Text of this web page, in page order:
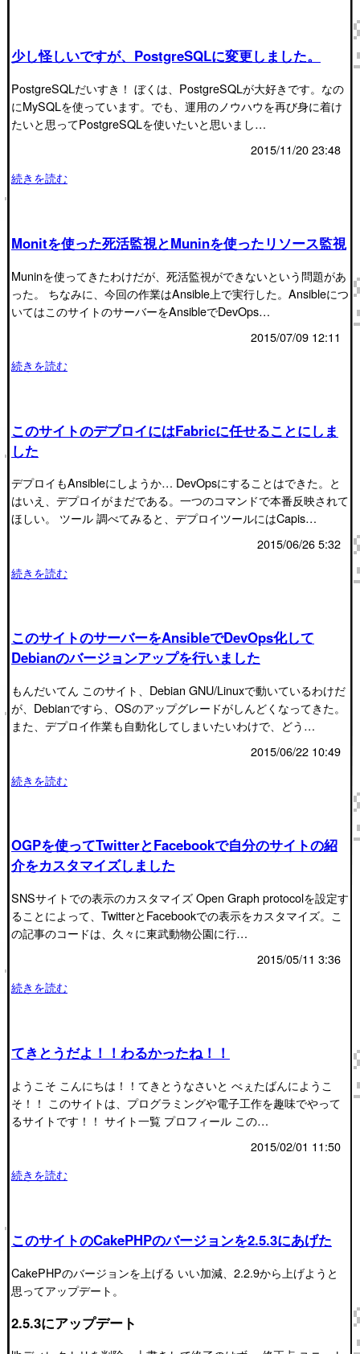
少し怪しいですが、PostgreSQLに変更しました。
PostgreSQLだいすき！ ぼくは、PostgreSQLが大好きです。なの
にMySQLを使っています。でも、運用のノウハウを再び身に着け
たいと思ってPostgreSQLを使いたいと思いまし…
2015/11/20 23:48
続きを読む
Monitを使った死活監視とMuninを使ったリソース監視
Muninを使ってきたわけだが、死活監視ができないという問題があ
った。 ちなみに、今回の作業はAnsible上で実行した。Ansibleにつ
いてはこのサイトのサーバーをAnsibleでDevOps…
2015/07/09 12:11
続きを読む
このサイトのデプロイにはFabricに任せることにしま
した
デプロイもAnsibleにしようか… DevOpsにすることはできた。と
はいえ、デプロイがまだである。一つのコマンドで本番反映されて
ほしい。 ツール 調べてみると、デプロイツールにはCapis…
2015/06/26 5:32
続きを読む
このサイトのサーバーをAnsibleでDevOps化して
Debianのバージョンアップを行いました
もんだいてん このサイト、Debian GNU/Linuxで動いているわけだ
が、Debianですら、OSのアップグレードがしんどくなってきた。
また、デプロイ作業も自動化してしまいたいわけで、どう…
2015/06/22 10:49
続きを読む
OGPを使ってTwitterとFacebookで自分のサイトの紹
介をカスタマイズしました
SNSサイトでの表示のカスタマイズ Open Graph protocolを設定す
ることによって、TwitterとFacebookでの表示をカスタマイズ。こ
の記事のコードは、久々に東武動物公園に行…
2015/05/11 3:36
続きを読む
てきとうだよ！！わるかったね！！
ようこそ こんにちは！！てきとうなさいと べぇたばんにようこ
そ！！ このサイトは、プログラミングや電子工作を趣味でやって
るサイトです！！ サイト一覧 プロフィール この…
2015/02/01 11:50
続きを読む
このサイトのCakePHPのバージョンを2.5.3にあげた
CakePHPのバージョンを上げる いい加減、2.2.9から上げようと
思ってアップデート。
2.5.3にアップデート